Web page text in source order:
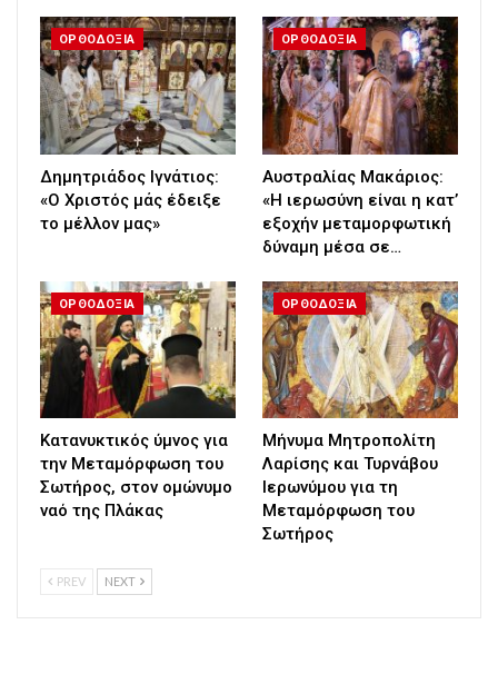
ΟΡΘΟΔΟΞΙΑ
Δημητριάδος Ιγνάτιος:
«Ο Χριστός μάς έδειξε
το μέλλον μας»
ΟΡΘΟΔΟΞΙΑ
Αυστραλίας Μακάριος:
«Η ιερωσύνη είναι η κατ’
εξοχήν μεταμορφωτική
δύναμη μέσα σε…
ΟΡΘΟΔΟΞΙΑ
Κατανυκτικός ύμνος για
την Μεταμόρφωση του
Σωτήρος, στον ομώνυμο
ναό της Πλάκας
ΟΡΘΟΔΟΞΙΑ
Μήνυμα Μητροπολίτη
Λαρίσης και Τυρνάβου
Ιερωνύμου για τη
Μεταμόρφωση του
Σωτήρος
PREV NEXT